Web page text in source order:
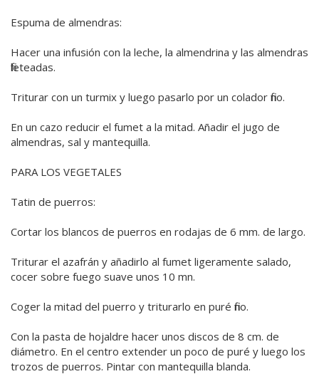
Espuma de almendras:
Hacer una infusión con la leche, la almendrina y las almendras
fileteadas.
Triturar con un turmix y luego pasarlo por un colador fino.
En un cazo reducir el fumet a la mitad. Añadir el jugo de
almendras, sal y mantequilla.
PARA LOS VEGETALES
Tatin de puerros:
Cortar los blancos de puerros en rodajas de 6 mm. de largo.
Triturar el azafrán y añadirlo al fumet ligeramente salado,
cocer sobre fuego suave unos 10 mn.
Coger la mitad del puerro y triturarlo en puré fino.
Con la pasta de hojaldre hacer unos discos de 8 cm. de
diámetro. En el centro extender un poco de puré y luego los
trozos de puerros. Pintar con mantequilla blanda.